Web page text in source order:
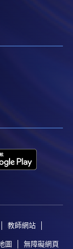
教師網站
圖 無障礙網頁